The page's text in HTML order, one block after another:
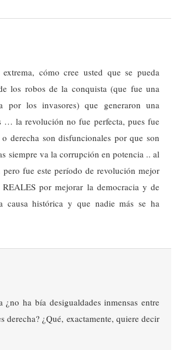
cómo cree usted que se pueda
los robos de la conquista (que fue una
por los invasores) que generaron una
… la revolución no fue perfecta, pues fue
derecha son disfuncionales por que son
siempre va la corrupción en potencia .. al
fue este período de revolución mejor
por mejorar la democracia y de
causa histórica y que nadie más se ha
ha bía desigualdades inmensas entre
derecha? ¿Qué, exactamente, quiere decir